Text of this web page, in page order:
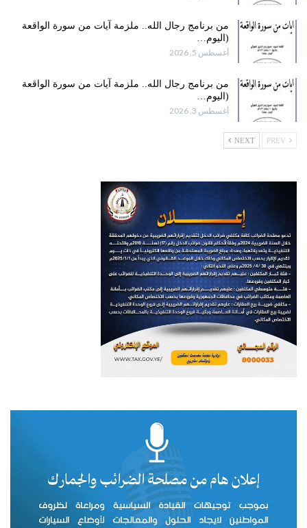
من برنامج رجال الله.. ملزمة آيات من سورة الواقعة
(اليوم…
أغسطس 5, 2026
من برنامج رجال الله.. ملزمة آيات من سورة الواقعة
(اليوم…
أغسطس 3, 2026
NEXT